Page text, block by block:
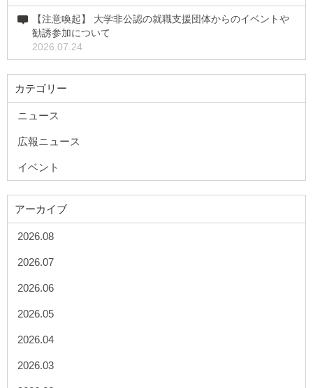
【注意喚起】 大学非公認の就職支援団体からのイベントや
勧誘参加について
2026.07.24
カテゴリー
ニュース
広報ニュース
イベント
アーカイブ
2026.08
2026.07
2026.06
2026.05
2026.04
2026.03